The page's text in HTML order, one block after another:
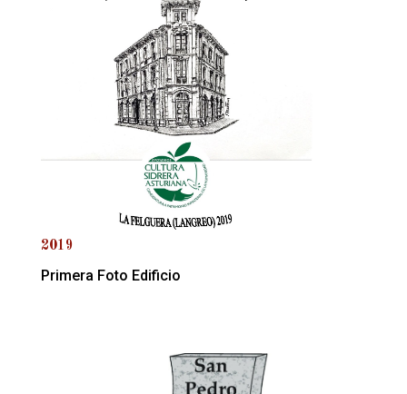
2019
Primera Foto Edificio